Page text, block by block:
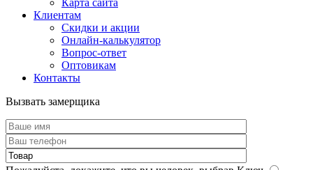
Карта сайта
Клиентам
Скидки и акции
Онлайн-калькулятор
Вопрос-ответ
Оптовикам
Контакты
Вызвать замерщика